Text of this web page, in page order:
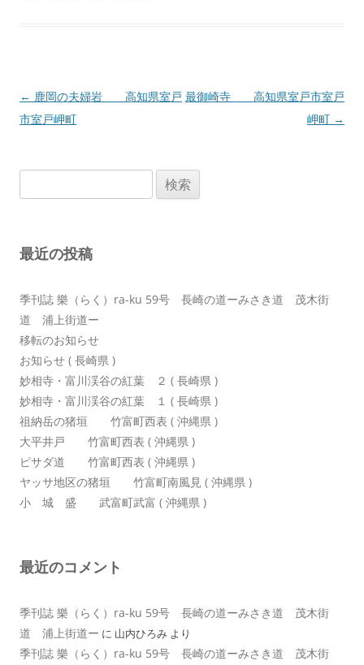
投
稿
ョ
← 鹿岡の夫婦岩 高知県室戸
市室戸岬町
最御崎寺 高知県室戸市室戸
岬町 →
索:
最近の投稿
季刊誌 樂（らく）ra-ku 59号 長崎の道ーみさき道 茂木街
道 浦上街道ー
移転のお知らせ
お知らせ ( 長崎県 )
妙相寺・富川渓谷の紅葉 ２ ( 長崎県 )
妙相寺・富川渓谷の紅葉 １ ( 長崎県 )
祖納岳の猪垣 竹富町西表 ( 沖縄県 )
大平井戸 竹富町西表 ( 沖縄県 )
ピサダ道 竹富町西表 ( 沖縄県 )
ヤッサ地区の猪垣 竹富町南風見 ( 沖縄県 )
小 城 盛 武富町武富 ( 沖縄県 )
最近のコメント
季刊誌 樂（らく）ra-ku 59号 長崎の道ーみさき道 茂木街
道 浦上街道ー に 山内ひろみ より
季刊誌 樂（らく）ra-ku 59号 長崎の道ーみさき道 茂木街